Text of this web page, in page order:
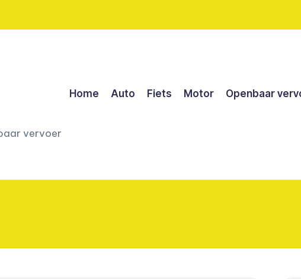
vervoer
Home Auto Fiets Motor Openbaar